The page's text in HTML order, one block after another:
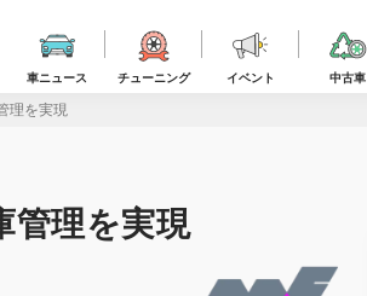
車ニュース チューニング イベント 中古車
理を実現
管理を実現